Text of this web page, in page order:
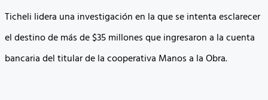
Ticheli lidera una investigación en la que se intenta esclarecer
el destino de más de $35 millones que ingresaron a la cuenta
bancaria del titular de la cooperativa Manos a la Obra.